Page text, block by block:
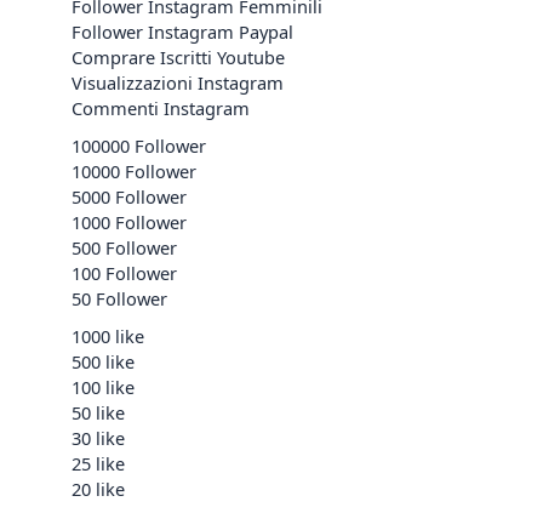
Follower Instagram Femminili
Follower Instagram Paypal
Comprare Iscritti Youtube
Visualizzazioni Instagram
Commenti Instagram
100000 Follower
10000 Follower
5000 Follower
1000 Follower
500 Follower
100 Follower
50 Follower
1000 like
500 like
100 like
50 like
30 like
25 like
20 like